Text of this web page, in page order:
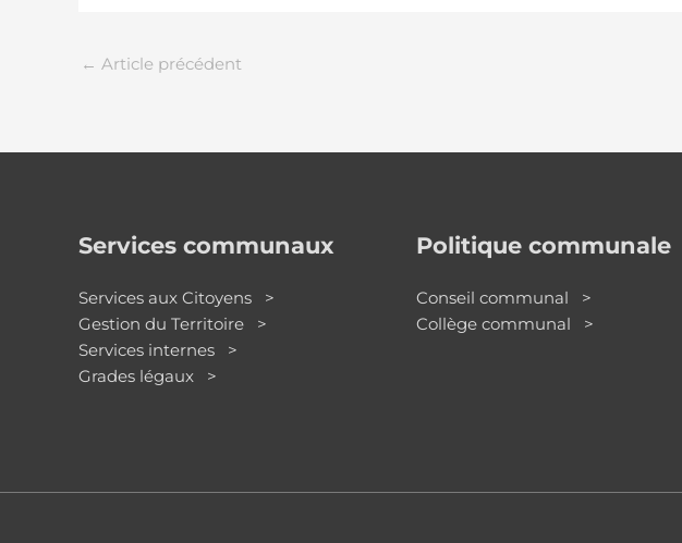
← Article précédent
Services communaux
Services aux Citoyens >
Gestion du Territoire >
Services internes >
Grades légaux >
Politique communale
Conseil communal >
Collège communal >